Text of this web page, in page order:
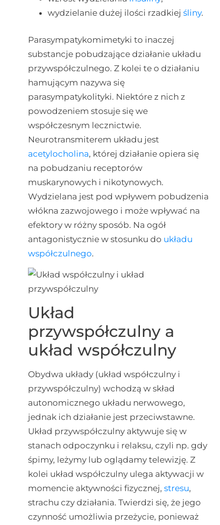
wydzielanie dużej ilości rzadkiej śliny.
Parasympatykomimetyki to inaczej
substancje pobudzające działanie układu
przywspółczulnego. Z kolei te o działaniu
hamującym nazywa się
parasympatykolityki. Niektóre z nich z
powodzeniem stosuje się we
współczesnym lecznictwie.
Neurotransmiterem układu jest
acetylocholina, której działanie opiera się
na pobudzaniu receptorów
muskarynowych i nikotynowych.
Wydzielana jest pod wpływem pobudzenia
włókna zazwojowego i może wpływać na
efektory w różny sposób. Na ogół
antagonistycznie w stosunku do układu
współczulnego.
Układ
przywspółczulny a
układ współczulny
Obydwa układy (układ współczulny i
przywspółczulny) wchodzą w skład
autonomicznego układu nerwowego,
jednak ich działanie jest przeciwstawne.
Układ przywspółczulny aktywuje się w
stanach odpoczynku i relaksu, czyli np. gdy
śpimy, leżymy lub oglądamy telewizję. Z
kolei układ współczulny ulega aktywacji w
momencie aktywności fizycznej, stresu,
strachu czy działania. Twierdzi się, że jego
czynność umożliwia przeżycie, ponieważ